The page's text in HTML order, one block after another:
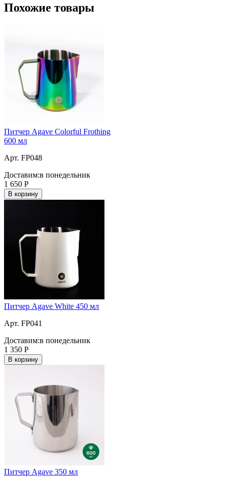
Похожие товары
Питчер Agave Colorful Frothing
600 мл
Арт. FP048
Доставим:в понедельник
1 650 Р
В корзину
Питчер Agave White 450 мл
Арт. FP041
Доставим:в понедельник
1 350 Р
В корзину
Питчер Agave 350 мл